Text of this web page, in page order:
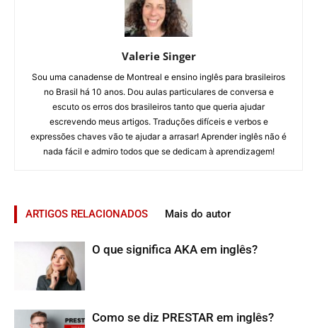
Valerie Singer
Sou uma canadense de Montreal e ensino inglês para brasileiros
no Brasil há 10 anos. Dou aulas particulares de conversa e
escuto os erros dos brasileiros tanto que queria ajudar
escrevendo meus artigos. Traduções difíceis e verbos e
expressões chaves vão te ajudar a arrasar! Aprender inglês não é
nada fácil e admiro todos que se dedicam à aprendizagem!
ARTIGOS RELACIONADOS Mais do autor
O que significa AKA em inglês?
Como se diz PRESTAR em inglês?